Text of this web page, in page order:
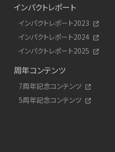
インパクトレポート
インパクトレポート2023
インパクトレポート2024
インパクトレポート2025
周年コンテンツ
7周年記念コンテンツ
5周年記念コンテンツ